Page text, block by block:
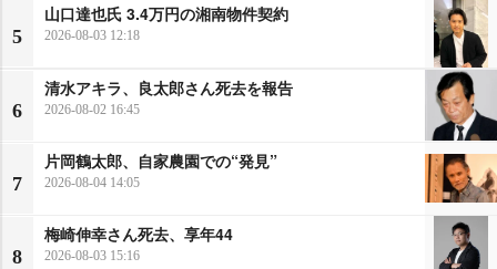
5
山口達也氏 3.4万円の湘南物件契約
2026-08-03 12:18
6
清水アキラ、良太郎さん死去を報告
2026-08-02 16:45
7
片岡鶴太郎、自家農園での“発見”
2026-08-04 14:05
8
梅崎伸幸さん死去、享年44
2026-08-03 15:16